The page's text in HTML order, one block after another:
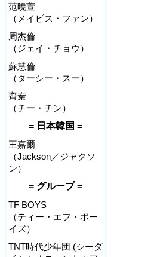
范曉萱
（メイビス・ファン）
周杰倫
（ジェイ・チョウ）
蘇慧倫
（ターシー・スー）
齊秦
（チー・チン）
= 日本韓国 =
王嘉爾
（Jackson／ジャクソ
ン）
= グループ =
TF BOYS
（ティー・エフ・ボー
イズ）
TNT時代少年団 (シーダ